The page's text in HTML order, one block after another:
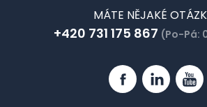
MÁTE NĚJAKÉ
+420 731 175 867 (Po-Pá:
FacebookLinkedin